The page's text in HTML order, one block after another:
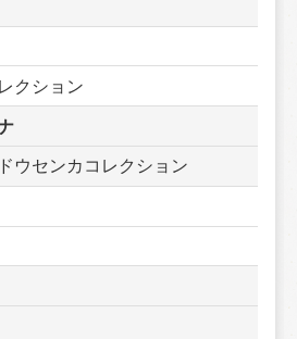
クション
ウセンカコレクション